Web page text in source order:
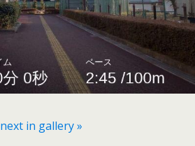
next in gallery »